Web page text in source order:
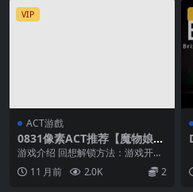
VIP
ACT游戲
0831像素ACT推荐【魔物娘互
推】魔物娘之塔 Monmusu T
ower Ver1.02【官方中文】
游戏介绍 回想解锁方法：游戏开始
后从商店开启全部区域已通关→可
从2楼的回忆房间进...
11 月前 2.0K 2